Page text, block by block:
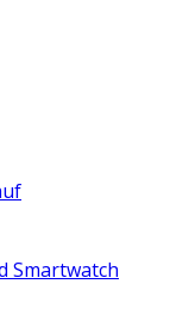
Smartwatch